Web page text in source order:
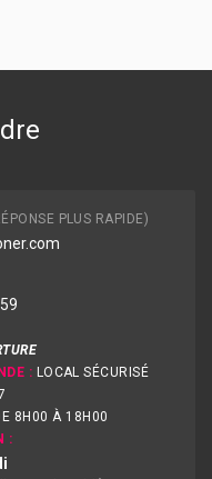
PLUS RAPIDE)
: LOCAL SÉCURISÉ
8H00 À 18H00
: